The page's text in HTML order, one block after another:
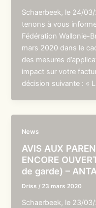
Schaerbeek, le 24/
tenons à vous
Fédération Wallonie-
mars 2020 dans le
des mesures
impact sur votre
décision suivante : «
News
AVIS AUX
ENCORE
de garde) –
Driss / 23 mars 2020
Schaerbeek, le 23/